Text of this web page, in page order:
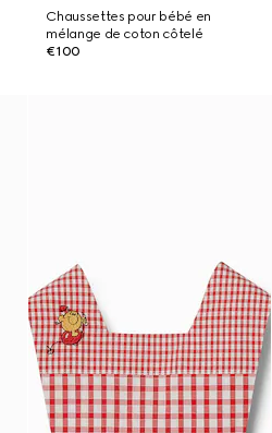
Chaussettes pour bébé en
mélange de coton côtelé
€100